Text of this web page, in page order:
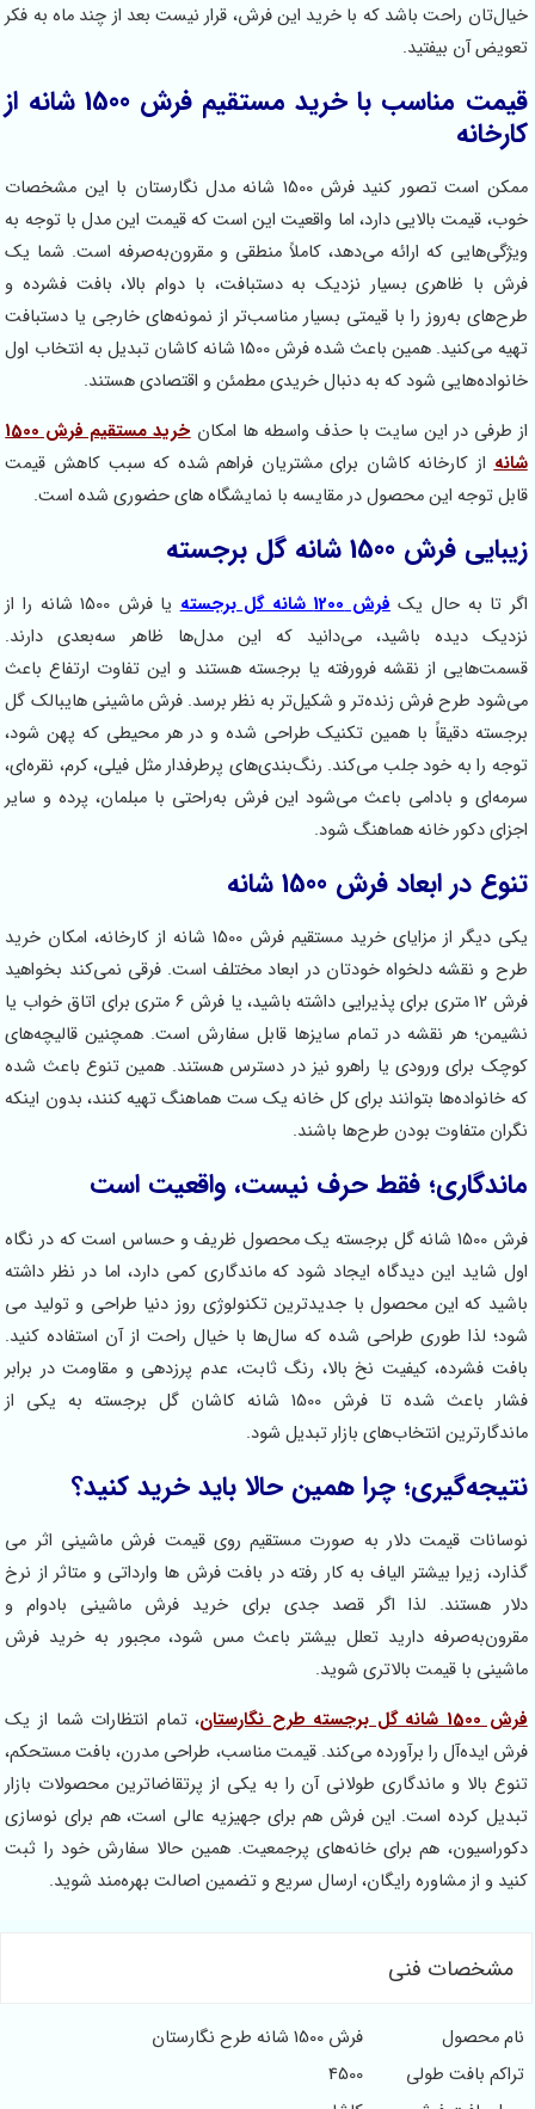
خیال‌تان راحت باشد که با خرید این فرش، قرار نیست بعد از چند ماه به فکر
تعویض آن بیفتید.
قیمت مناسب با خرید مستقیم فرش 1500 شانه از
کارخانه
ممکن است تصور کنید فرش 1500 شانه مدل نگارستان با این مشخصات
خوب، قیمت بالایی دارد، اما واقعیت این است که قیمت این مدل با توجه به
ویژگی‌هایی که ارائه می‌دهد، کاملاً منطقی و مقرون‌به‌صرفه است. شما یک
فرش با ظاهری بسیار نزدیک به دستبافت، با دوام بالا، بافت فشرده و
طرح‌های به‌روز را با قیمتی بسیار مناسب‌تر از نمونه‌های خارجی یا دستبافت
تهیه می‌کنید. همین باعث شده فرش 1500 شانه کاشان تبدیل به انتخاب اول
خانواده‌هایی شود که به دنبال خریدی مطمئن و اقتصادی هستند.
از طرفی در این سایت با حذف واسطه ها امکان
خرید مستقیم فرش 1500
شانهاز کارخانه کاشان برای مشتریان فراهم شده که سبب کاهش قیمت
قابل توجه این محصول در مقایسه با نمایشگاه های حضوری شده است.
زیبایی فرش 1500 شانه گل برجسته
اگر تا به حال یکفرش 1200 شانه گل برجسته
یا فرش 1500 شانه را از
نزدیک دیده باشید، می‌دانید که این مدل‌ها ظاهر سه‌بعدی دارند.
قسمت‌هایی از نقشه فرورفته یا برجسته هستند و این تفاوت ارتفاع باعث
می‌شود طرح فرش زنده‌تر و شکیل‌تر به نظر برسد. فرش ماشینی هایبالک گل
برجسته دقیقاً با همین تکنیک طراحی شده و در هر محیطی که پهن شود،
توجه را به خود جلب می‌کند. رنگ‌بندی‌های پرطرفدار مثل فیلی، کرم، نقره‌ای،
سرمه‌ای و بادامی باعث می‌شود این فرش به‌راحتی با مبلمان، پرده و سایر
اجزای دکور خانه هماهنگ شود.
تنوع در ابعاد فرش 1500 شانه
یکی دیگر از مزایای خرید مستقیم فرش 1500 شانه از کارخانه، امکان خرید
طرح و نقشه دلخواه خودتان در ابعاد مختلف است. فرقی نمی‌کند بخواهید
فرش ۱۲ متری برای پذیرایی داشته باشید، یا فرش ۶ متری برای اتاق خواب یا
نشیمن؛ هر نقشه در تمام سایزها قابل سفارش است. همچنین قالیچه‌های
کوچک برای ورودی یا راهرو نیز در دسترس هستند. همین تنوع باعث شده
که خانواده‌ها بتوانند برای کل خانه یک ست هماهنگ تهیه کنند، بدون اینکه
نگران متفاوت بودن طرح‌ها باشند.
ماندگاری؛ فقط حرف نیست، واقعیت است
فرش 1500 شانه گل برجسته یک محصول ظریف و حساس است که در نگاه
اول شاید این دیدگاه ایجاد شود که ماندگاری کمی دارد، اما در نظر داشته
باشید که این محصول با جدیدترین تکنولوژی روز دنیا طراحی و تولید می
شود؛ لذا طوری طراحی شده که سال‌ها با خیال راحت از آن استفاده کنید.
بافت فشرده، کیفیت نخ بالا، رنگ ثابت، عدم پرزدهی و مقاومت در برابر
فشار باعث شده تا فرش 1500 شانه کاشان گل برجسته به یکی از
ماندگارترین انتخاب‌های بازار تبدیل شود.
نتیجه‌گیری؛ چرا همین حالا باید خرید کنید؟
نوسانات قیمت دلار به صورت مستقیم روی قیمت فرش ماشینی اثر می
گذارد، زیرا بیشتر الیاف به کار رفته در بافت فرش ها وارداتی و متاثر از نرخ
دلار هستند. لذا اگر قصد جدی برای خرید فرش ماشینی بادوام و
مقرون‌به‌صرفه دارید تعلل بیشتر باعث مس شود، مجبور به خرید فرش
ماشینی با قیمت بالاتری شوید.
فرش 1500 شانه گل برجسته طرح نگارستان
، تمام انتظارات شما از یک
فرش ایده‌آل را برآورده می‌کند. قیمت مناسب، طراحی مدرن، بافت مستحکم،
تنوع بالا و ماندگاری طولانی آن را به یکی از پرتقاضاترین محصولات بازار
تبدیل کرده است. این فرش هم برای جهیزیه عالی است، هم برای نوسازی
دکوراسیون، هم برای خانه‌های پرجمعیت. همین حالا سفارش خود را ثبت
کنید و از مشاوره رایگان، ارسال سریع و تضمین اصالت بهره‌مند شوید.
مشخصات فنی
نام محصول
فرش 1500 شانه طرح نگارستان
تراکم بافت طولی
4500